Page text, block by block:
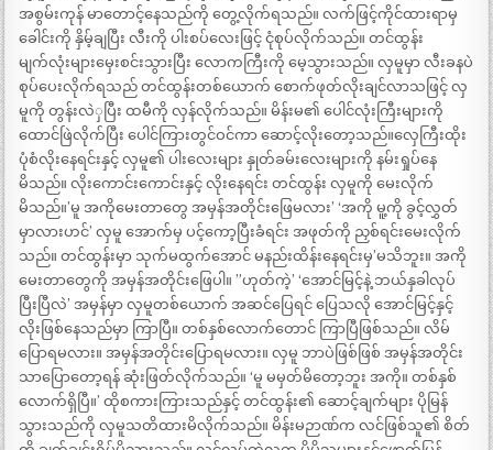
အစွမ်းကုန် မာတောင့်နေသည်ကို တွေ့လိုက်ရသည်။ လက်ဖြင့်ကိုင်ထားရာမှ
ခေါင်းကို နှိမ့်ချပြီး လီးကို ပါးစပ်လေးဖြင့် ငုံစုပ်လိုက်သည်။ တင်ထွန်း
မျက်လုံးများမှေးစင်းသွားပြီး လောကကြီးကို မေ့သွားသည်။ လှမူမှာ လီးခနပဲ
စုပ်ပေးလိုက်ရသည် တင်ထွန်းတစ်ယောက် စောက်ဖုတ်လိုးချင်လာသဖြင့် လှ
မူကို တွန်းလဲှပြီး ထမီကို လှန်လိုက်သည်။ မိန်းမ၏ ပေါင်လုံးကြီးများကို
ထောင်ဖြဲလိုက်ပြီး ပေါင်ကြားတွင်ဝင်ကာ ဆောင့်လိုးတော့သည်။လှေကြီးထိုး
ပုံစံလိုးနေရင်းနှင့် လှမူ၏ ပါးလေးများ နှုတ်ခမ်းလေးများကို နမ်းရှုပ်နေ
မိသည်။ လိုးကောင်းကောင်းနှင့် လိုးနေရင်း တင်ထွန်း လှမူကို မေးလိုက်
မိသည်။’မူ အကိုမေးတာတွေ အမှန်အတိုင်းဖြေမလား’ ‘အကို မူ့ကို ခွင့်လွှတ်
မှာလားဟင်’ လှမူ အောက်မှ ပင့်ကော့ပြီးခံရင်း အဖုတ်ကို ညှစ်ရင်းမေးလိုက်
သည်။ တင်ထွန်းမှာ သုက်မထွက်အောင် မနည်းထိန်းနေရင်းမှ’မသိဘူး။ အကို
မေးတာတွေကို အမှန်အတိုင်းဖြေပါ။ ”ဟုတ်ကဲ့’ ‘အောင်မြင့်နဲ့ ဘယ်နှခါလုပ်
ပြီးပြီလဲ’ အမှန်မှာ လှမူတစ်ယောက် အဆင်ပြေရင် ပြေသလို အောင်မြင့်နှင့်
လိုးဖြစ်နေသည်မှာ ကြာပြီ။ တစ်နှစ်လောက်တောင် ကြာပြီဖြစ်သည်။ လိမ်
ပြောရမလား။ အမှန်အတိုင်းပြောရမလား။ လှမူ ဘာပဲဖြစ်ဖြစ် အမှန်အတိုင်း
သာပြောတော့ရန် ဆုံးဖြတ်လိုက်သည်။ ‘မူ မမှတ်မိတော့ဘူး အကို။ တစ်နှစ်
လောက်ရှိပြီ။’ ထိုစကားကြားသည်နှင့် တင်ထွန်း၏ ဆောင့်ချက်များ ပိုမြန်
သွားသည်ကို လှမူသတိထားမိလိုက်သည်။ မိန်းမဉာဏ်က လင်ဖြစ်သူ၏ စိတ်